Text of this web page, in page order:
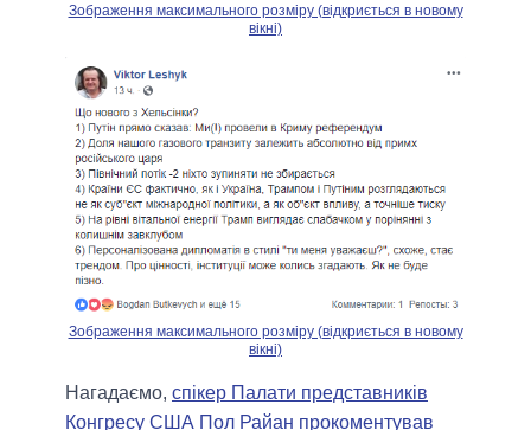
Зображення максимального розміру (відкриється в новому
вікні)
Зображення максимального розміру (відкриється в новому
вікні)
Нагадаємо, спікер Палати представників
Конгресу США Пол Райан прокоментував